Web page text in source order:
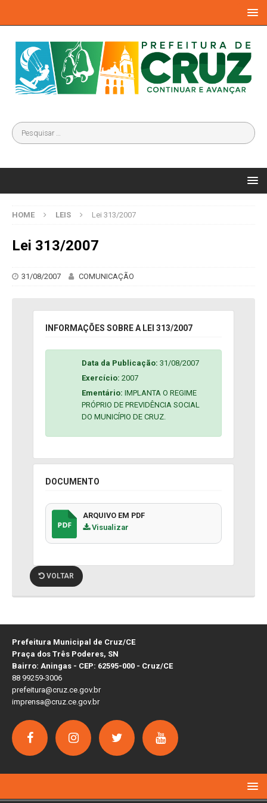
HOME LEIS Lei 313/2007
Lei 313/2007
31/08/2007 COMUNICAÇÃO
INFORMAÇÕES SOBRE A LEI 313/2007
Data da Publicação: 31/08/2007
Exercício: 2007
Ementário: IMPLANTA O REGIME
PRÓPRIO DE PREVIDÊNCIA SOCIAL
DO MUNICÍPIO DE CRUZ.
DOCUMENTO
ARQUIVO EM PDF
Visualizar
VOLTAR
Prefeitura Municipal de Cruz/CE
Praça dos Três Poderes, SN
Bairro: Aningas - CEP: 62595-000 - Cruz/CE
88 99259-3006
prefeitura@cruz.ce.gov.br
imprensa@cruz.ce.gov.br